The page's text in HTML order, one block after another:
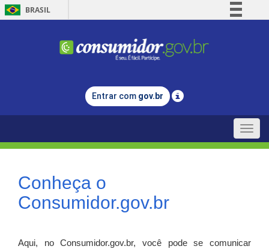
BRASIL
Comunica BR
Legislação
Entrar com gov.br
Toggle
Conheça o
Consumidor.gov.br
Aqui, no Consumidor.gov.br, você pode se comunicar